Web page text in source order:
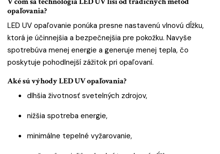
opaľovania?
LED UV opaľovanie ponúka presne nastavenú vlnovú dĺžku,
ktorá je účinnejšia a bezpečnejšia pre pokožku. Navyše
spotrebúva menej energie a generuje menej tepla, čo
poskytuje pohodlnejší zážitok pri opaľovaní.
Aké sú výhody LED UV opaľovania?
dlhšia životnosť svetelných zdrojov,
nižšia spotreba energie,
minimálne tepelné vyžarovanie,